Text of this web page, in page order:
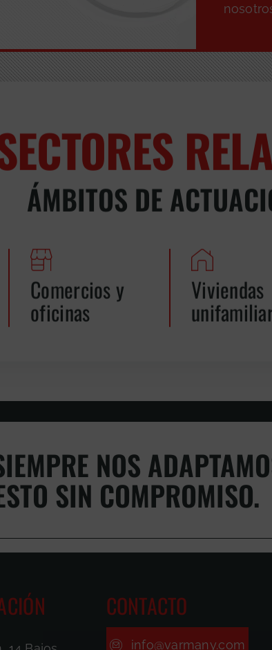
ÁMBITOS DE
Comercios y
oficinas
Viviendas
NOS
SIN COMPROMISO.
CONTACTO
info@varmany.com